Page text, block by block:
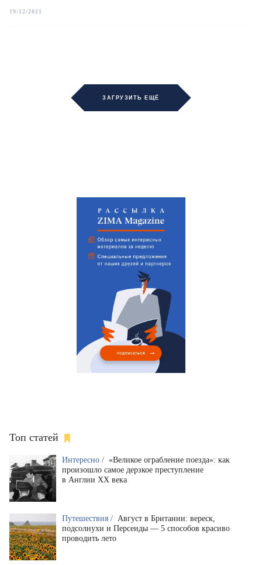
19/12/2021
ЗАГРУЗИТЬ ЕЩЁ
Топ статей
Интересно / «Великое ограбление поезда»: как
произошло самое дерзкое преступление
в Англии XX века
Путешествия / Август в Британии: вереск,
подсолнухи и Персеиды — 5 способов красиво
проводить лето